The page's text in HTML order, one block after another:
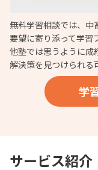
無料学習相談では、中
要望に寄り添って学習
他塾では思うように成
解決策を見つけられる
学
サービス紹介